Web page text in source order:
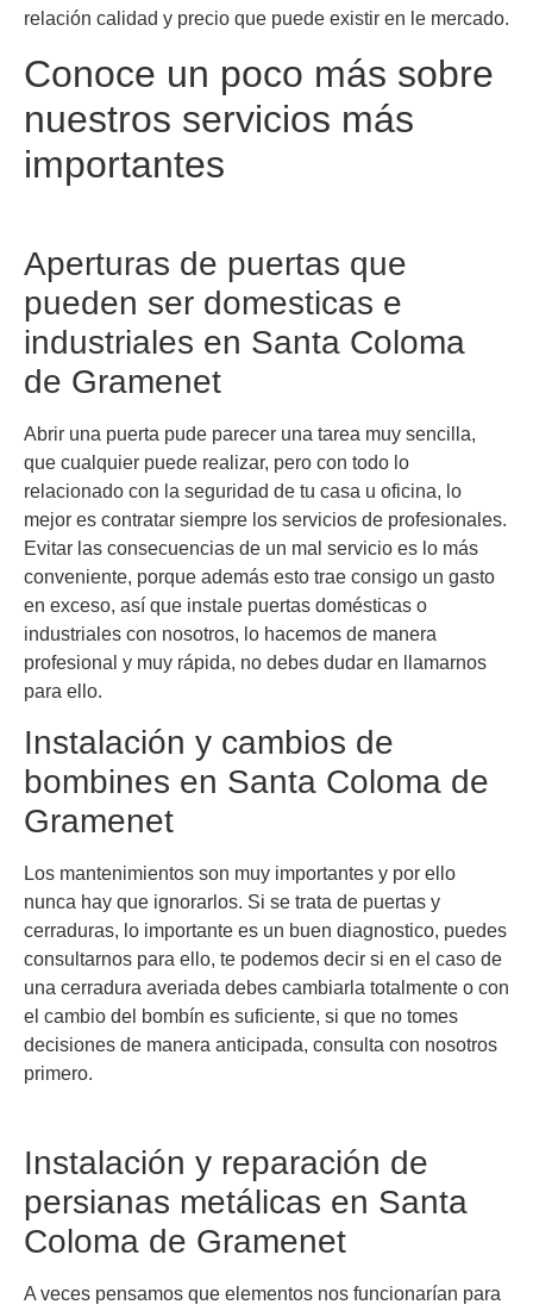
relación calidad y precio que puede existir en le mercado.
Conoce un poco más sobre
nuestros servicios más
importantes
Aperturas de puertas que
pueden ser domesticas e
industriales en Santa Coloma
de Gramenet
Abrir una puerta pude parecer una tarea muy sencilla,
que cualquier puede realizar, pero con todo lo
relacionado con la seguridad de tu casa u oficina, lo
mejor es contratar siempre los servicios de profesionales.
Evitar las consecuencias de un mal servicio es lo más
conveniente, porque además esto trae consigo un gasto
en exceso, así que instale puertas domésticas o
industriales con nosotros, lo hacemos de manera
profesional y muy rápida, no debes dudar en llamarnos
para ello.
Instalación y cambios de
bombines en Santa Coloma de
Gramenet
Los mantenimientos son muy importantes y por ello
nunca hay que ignorarlos. Si se trata de puertas y
cerraduras, lo importante es un buen diagnostico, puedes
consultarnos para ello, te podemos decir si en el caso de
una cerradura averiada debes cambiarla totalmente o con
el cambio del bombín es suficiente, si que no tomes
decisiones de manera anticipada, consulta con nosotros
primero.
Instalación y reparación de
persianas metálicas en Santa
Coloma de Gramenet
A veces pensamos que elementos nos funcionarían para